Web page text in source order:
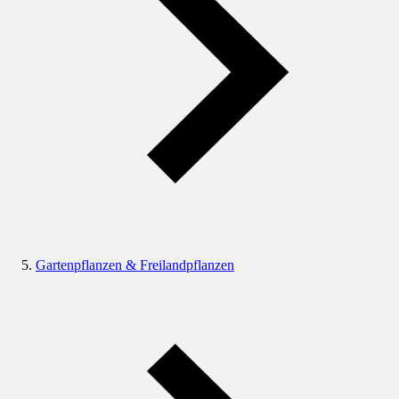
Gartenpflanzen & Freilandpflanzen